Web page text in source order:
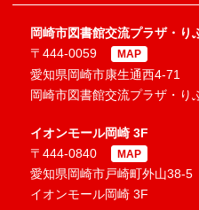
岡崎市図書館交流プラザ・り
〒444-0059
MAP
愛知県岡崎市康生通西4-71
岡崎市図書館交流プラザ・り
イオンモール岡崎 3F
〒444-0840
MAP
愛知県岡崎市戸崎町外山38-5
イオンモール岡崎 3F